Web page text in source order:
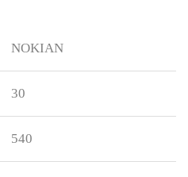
NOKIAN
30
540